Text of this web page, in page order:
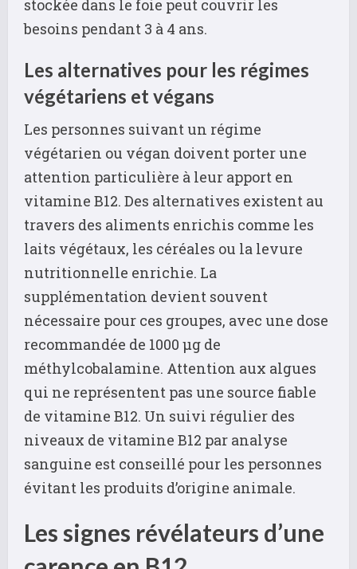
stockée dans le foie peut couvrir les
besoins pendant 3 à 4 ans.
Les alternatives pour les régimes
végétariens et végans
Les personnes suivant un régime
végétarien ou végan doivent porter une
attention particulière à leur apport en
vitamine B12. Des alternatives existent au
travers des aliments enrichis comme les
laits végétaux, les céréales ou la levure
nutritionnelle enrichie. La
supplémentation devient souvent
nécessaire pour ces groupes, avec une dose
recommandée de 1000 µg de
méthylcobalamine. Attention aux algues
qui ne représentent pas une source fiable
de vitamine B12. Un suivi régulier des
niveaux de vitamine B12 par analyse
sanguine est conseillé pour les personnes
évitant les produits d’origine animale.
Les signes révélateurs d’une